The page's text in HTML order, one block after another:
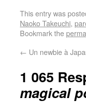
This entry was
Naoko Takeuchi,
Bookmark the
← Un newbie à
1 065
magical